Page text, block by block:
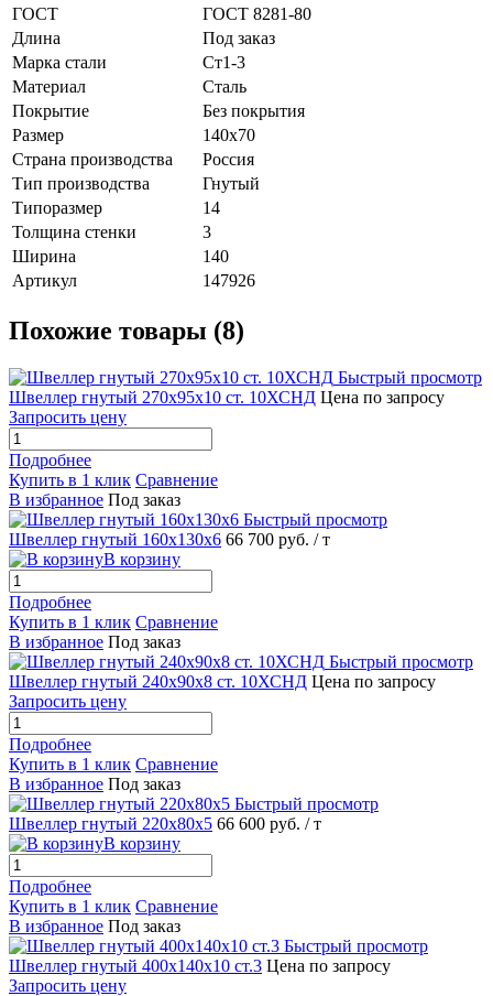
ГОСТ
ГОСТ 8281-80
Длина
Под заказ
Марка стали
Ст1-3
Материал
Сталь
Покрытие
Без покрытия
Размер
140х70
Страна производства
Россия
Тип производства
Гнутый
Типоразмер
14
Толщина стенки
3
Ширина
140
Артикул
147926
Похожие товары (8)
Быстрый просмотр
Швеллер гнутый 270х95х10 ст. 10ХСНД Цена по запросу
Запросить цену
Подробнее
Купить в 1 клик Сравнение
В избранное Под заказ
Быстрый просмотр
Швеллер гнутый 160х130х6 66 700 руб. / т
В корзину
Подробнее
Купить в 1 клик Сравнение
В избранное Под заказ
Быстрый просмотр
Швеллер гнутый 240х90х8 ст. 10ХСНД Цена по запросу
Запросить цену
Подробнее
Купить в 1 клик Сравнение
В избранное Под заказ
Быстрый просмотр
Швеллер гнутый 220х80х5 66 600 руб. / т
В корзину
Подробнее
Купить в 1 клик Сравнение
В избранное Под заказ
Быстрый просмотр
Швеллер гнутый 400х140х10 ст.3 Цена по запросу
Запросить цену